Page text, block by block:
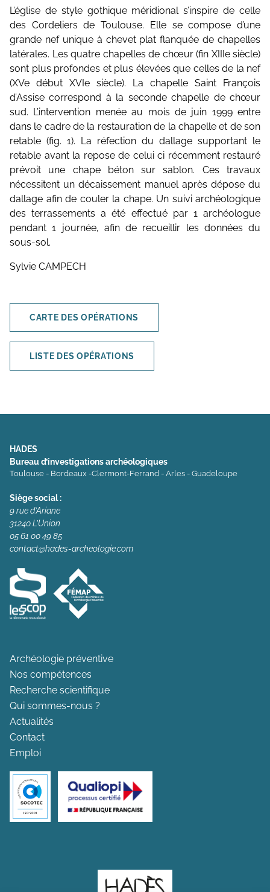
L’église de style gothique méridional s’inspire de celle
des Cordeliers de Toulouse. Elle se compose d’une
grande nef unique à chevet plat flanquée de chapelles
latérales. Les quatre chapelles de chœur (fin XIIIe siècle)
sont plus profondes et plus élevées que celles de la nef
(XVe début XVIe siècle). La chapelle Saint François
d’Assise correspond à la seconde chapelle de chœur
sud. L’intervention menée au mois de juin 1999 entre
dans le cadre de la restauration de la chapelle et de son
retable (fig. 1). La réfection du dallage supportant le
retable avant la repose de celui ci récemment restauré
prévoit une chape béton sur sablon. Ces travaux
nécessitent un décaissement manuel après dépose du
dallage afin de couler la chape. Un suivi archéologique
des terrassements a été effectué par 1 archéologue
pendant 1 journée, afin de recueillir les données du
sous-sol.
Sylvie CAMPECH
CARTE DES OPÉRATIONS
LISTE DES OPÉRATIONS
HADES
Bureau d’investigations archéologiques
Toulouse - Bordeaux -Clermont-Ferrand - Arles - Guadeloupe
Siège social :
9 rue d’Ariane
31240 L’Union
05 61 00 49 85
contact@hades-archeologie.com
Archéologie préventive
Nos compétences
Recherche scientifique
Qui sommes-nous ?
Actualités
Contact
Emploi